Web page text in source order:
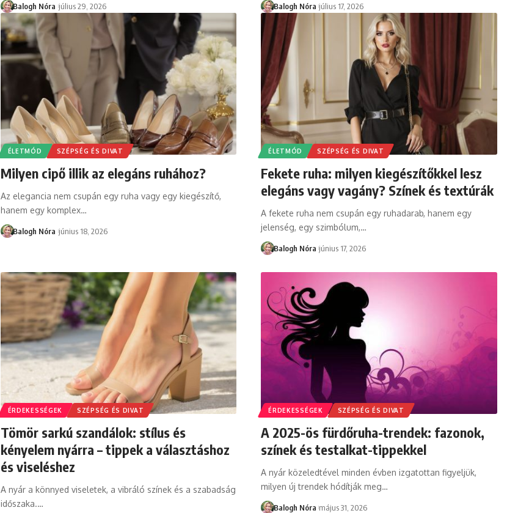
Balogh Nóra július 29, 2026 Balogh Nóra július 17, 2026
ÉLETMÓD SZÉPSÉG ÉS DIVAT
Milyen cipő illik az elegáns ruhához?
Az elegancia nem csupán egy ruha vagy egy kiegészítő,
hanem egy komplex…
Balogh Nóra június 18, 2026
ÉLETMÓD SZÉPSÉG ÉS DIVAT
Fekete ruha: milyen kiegészítőkkel lesz
elegáns vagy vagány? Színek és textúrák
A fekete ruha nem csupán egy ruhadarab, hanem egy
jelenség, egy szimbólum,…
Balogh Nóra június 17, 2026
ÉRDEKESSÉGEK SZÉPSÉG ÉS DIVAT
Tömör sarkú szandálok: stílus és
kényelem nyárra – tippek a választáshoz
és viseléshez
A nyár a könnyed viseletek, a vibráló színek és a szabadság
időszaka.…
ÉRDEKESSÉGEK SZÉPSÉG ÉS DIVAT
A 2025-ös fürdőruha-trendek: fazonok,
színek és testalkat-tippekkel
A nyár közeledtével minden évben izgatottan figyeljük,
milyen új trendek hódítják meg…
Balogh Nóra május 31, 2026